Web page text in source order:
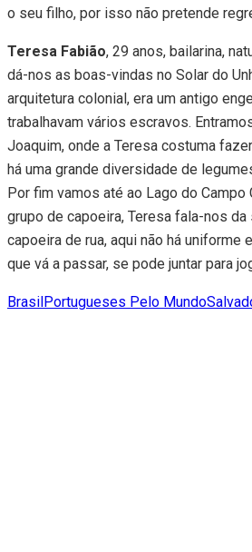
o seu filho, por isso não pretende
Teresa Fabião, 29 anos, bailarina,
dá-nos as boas-vindas no Solar do
arquitetura colonial, era um antigo
trabalhavam vários escravos.
Joaquim, onde a Teresa costuma
há uma grande diversidade de
Por fim vamos até ao Lago do Campo
grupo de capoeira, Teresa fala-nos
capoeira de rua, aqui não há uniforme
que vá a passar, se pode juntar para
Brasil Portugueses Pelo Mundo